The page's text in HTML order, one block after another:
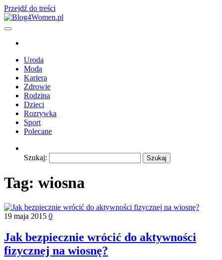
Przejdź do treści
Uroda
Moda
Kariera
Zdrowie
Rodzina
Dzieci
Rozrywka
Sport
Polecane
Szukaj:
Tag: wiosna
19 maja 2015 0
Jak bezpiecznie wrócić do aktywności
fizycznej na wiosnę?